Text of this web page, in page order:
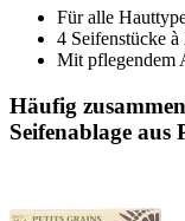
Für alle
4 Seifenstücke à
Mit pflegendem
Häufig
Seifenablage aus